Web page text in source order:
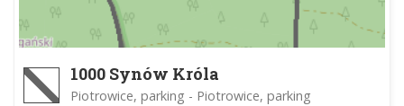
1000 Synów Króla
Piotrowice, parking - Piotrowice, parking